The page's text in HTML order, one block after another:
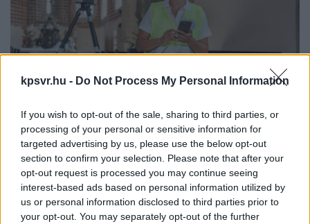
kpsvr.hu - Do Not Process My Personal Information
If you wish to opt-out of the sale, sharing to third parties, or
processing of your personal or sensitive information for
targeted advertising by us, please use the below opt-out
section to confirm your selection. Please note that after your
opt-out request is processed you may continue seeing
interest-based ads based on personal information utilized by
us or personal information disclosed to third parties prior to
your opt-out. You may separately opt-out of the further
Milyen lehetőség adott a múlt titkainak feltárására?
Az épített örökség megőrzése és megértése a múlt iránti
tisztelet kifejezése, és lehetőség arra, hogy új
összefüggéseket állítsunk fel történelmünkről. Az
évszázadokkal ezelőtt felhúzott épületek rejtett kincsei
gyakran a modern technológiák segítségével tárhatók fel,
amelyek az archeológusok, építészek és mérnökök munkáját